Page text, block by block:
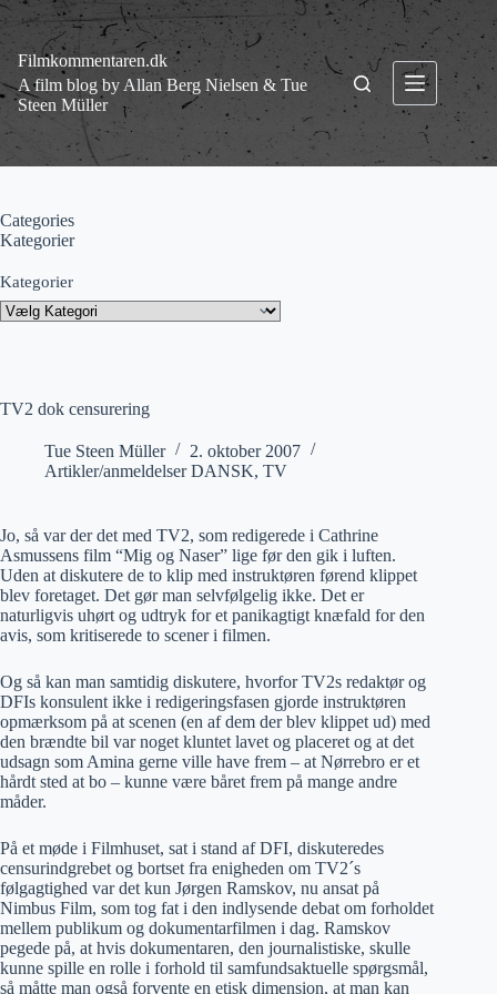
Fortsæt
indhold
Filmkommentaren.dk
A film blog by Allan Berg Nielsen & Tue
Steen Müller
TV2 dok censurering
Tue Steen Müller
2. oktober 2007
Artikler/anmeldelser DANSK, TV
Jo, så var der det med TV2, som redigerede i Cathrine
Asmussens film “Mig og Naser” lige før den gik i luften.
Uden at diskutere de to klip med instruktøren førend klippet
blev foretaget. Det gør man selvfølgelig ikke. Det er
naturligvis uhørt og udtryk for et panikagtigt knæfald for den
avis, som kritiserede to scener i filmen.
Og så kan man samtidig diskutere, hvorfor TV2s redaktør og
DFIs konsulent ikke i redigeringsfasen gjorde instruktøren
opmærksom på at scenen (en af dem der blev klippet ud) med
den brændte bil var noget kluntet lavet og placeret og at det
udsagn som Amina gerne ville have frem – at Nørrebro er et
hårdt sted at bo – kunne være båret frem på mange andre
måder.
På et møde i Filmhuset, sat i stand af DFI, diskuteredes
censurindgrebet og bortset fra enigheden om TV2´s
følgagtighed var det kun Jørgen Ramskov, nu ansat på
Nimbus Film, som tog fat i den indlysende debat om forholdet
mellem publikum og dokumentarfilmen i dag. Ramskov
pegede på, at hvis dokumentaren, den journalistiske, skulle
kunne spille en rolle i forhold til samfundsaktuelle spørgsmål,
så måtte man også forvente en etisk dimension, at man kan
Categories
Kategorier
Kategorier